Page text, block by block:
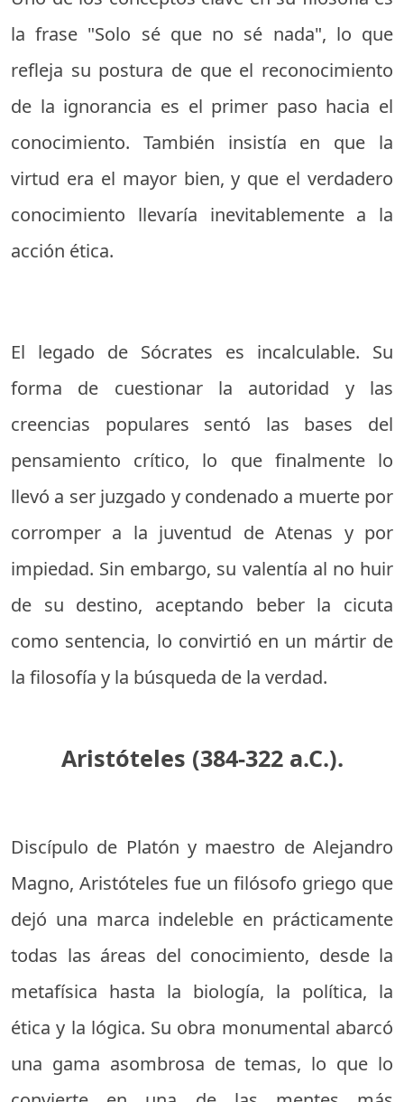
la frase "Solo sé que no sé nada", lo que
refleja su postura de que el reconocimiento
de la ignorancia es el primer paso hacia el
conocimiento. También insistía en que la
virtud era el mayor bien, y que el verdadero
conocimiento llevaría inevitablemente a la
acción ética.
El legado de Sócrates es incalculable. Su
forma de cuestionar la autoridad y las
creencias populares sentó las bases del
pensamiento crítico, lo que finalmente lo
llevó a ser juzgado y condenado a muerte por
corromper a la juventud de Atenas y por
impiedad. Sin embargo, su valentía al no huir
de su destino, aceptando beber la cicuta
como sentencia, lo convirtió en un mártir de
la filosofía y la búsqueda de la verdad.
Aristóteles (384-322 a.C.).
Discípulo de Platón y maestro de Alejandro
Magno, Aristóteles fue un filósofo griego que
dejó una marca indeleble en prácticamente
todas las áreas del conocimiento, desde la
metafísica hasta la biología, la política, la
ética y la lógica. Su obra monumental abarcó
una gama asombrosa de temas, lo que lo